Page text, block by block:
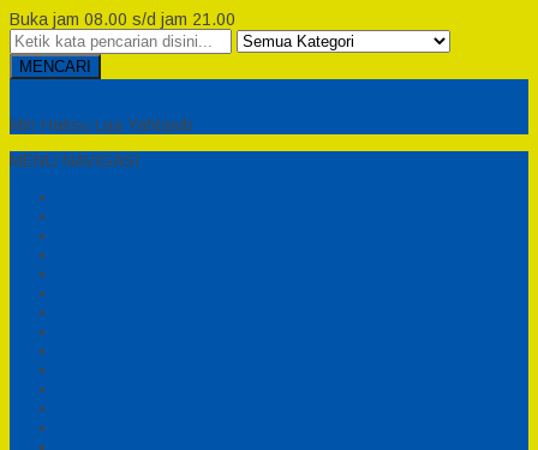
Buka jam 08.00 s/d jam 21.00
MENCARI
Min Haitsu Laa Yahtasib
MENU NAVIGASI